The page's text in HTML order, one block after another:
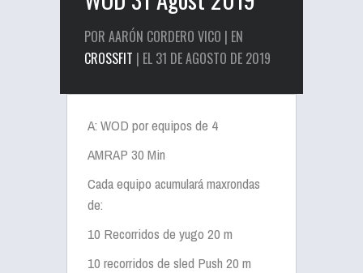
POR AARÓN CORDERO VICO | EN
CROSSFIT | EL 31 DE AGOSTO DE 2019
A: WOD por equipos de 4
AMRAP 30 Min
Cada equipo acumularámaxrondas
de:
10 Recorridos de yugo 20 m
10 recorridos de sled Push 20 m